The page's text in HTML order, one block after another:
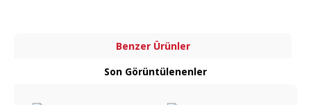
Benzer Ürünler
Son Görüntülenenler